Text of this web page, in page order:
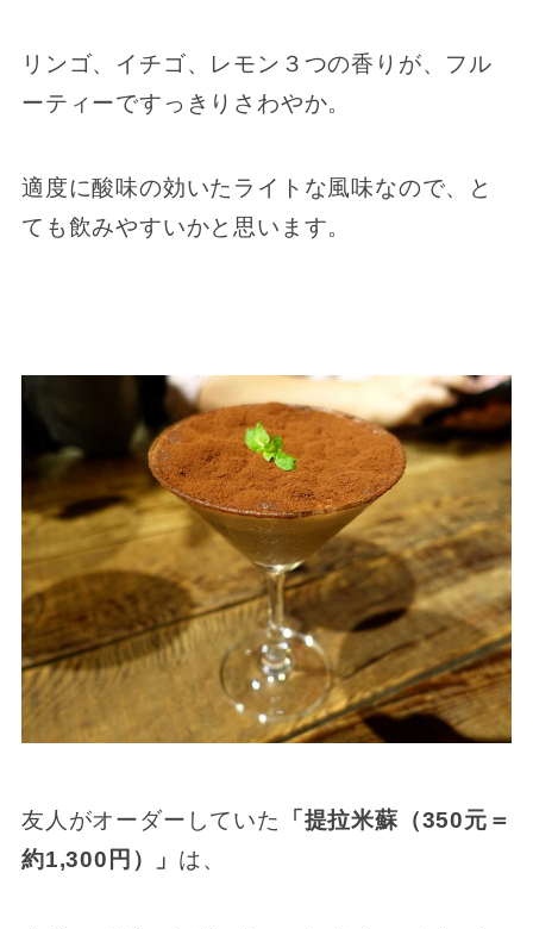
リンゴ、イチゴ、レモン３つの香りが、フル
ーティーですっきりさわやか。
適度に酸味の効いたライトな風味なので、と
ても飲みやすいかと思います。
友人がオーダーしていた
「提拉米蘇（350元＝
約1,300円）」 は、